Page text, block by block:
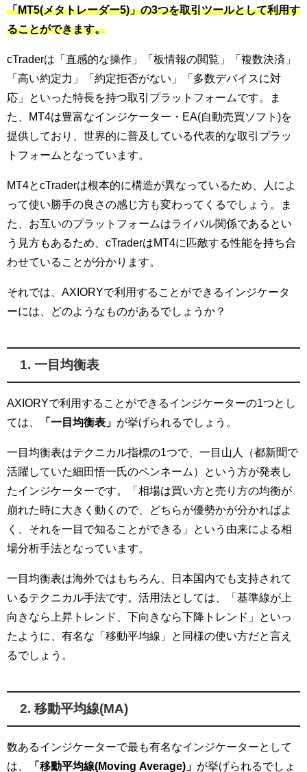
「MT5(メタトレーダー5)」の3つを取引ツールとして利用す
ることができます。
cTraderは「直感的な操作」「板情報の閲覧」「複数決済」
「高い約定力」「約定拒否がない」「多数デバイスに対
応」といった特長を持つ取引プラットフォームです。ま
た、MT4は豊富なインジケーター・EA(自動売買ソフト)を
提供しており、世界的に普及している代表的な取引プラッ
トフォームとなっています。
MT4とcTraderは根本的に構造が異なっているため、人によ
って使い勝手の良さの感じ方も変わってくるでしょう。ま
た、お互いのプラットフォームはライバル関係であるとい
う見方もあるため、cTraderはMT4に匹敵する性能を持ち合
わせていることが分かります。
それでは、AXIORYで利用することができるインジケータ
ーには、どのようなものがあるでしょうか？
1. 一目均衡表
AXIORYで利用することができるインジケーターの1つとし
ては、
「一目均衡表」 が挙げられるでしょう。
一目均衡表はテクニカル指標の1つで、一目山人（都新聞で
活躍していた細田悟一氏のペンネーム）という方が発表し
たインジケーターです。「相場は買い方と売り方の均衡が
崩れた時に大きく動くので、どちらが優勢かが分かればよ
く、それを一目で知ることができる」という由来による相
場分析手法となっています。
一目均衡表は海外ではもちろん、日本国内でも支持されて
いるテクニカル手法です。活用法としては、「基準線が上
向きなら上昇トレンド、下向きなら下降トレンド」といっ
たように、有名な「移動平均線」と同様の使い方だと言え
るでしょう。
2. 移動平均線(MA)
数あるインジケーターで最も有名なインジケーターとして
は、
「移動平均線(Moving Average)」 が挙げられるでしょ